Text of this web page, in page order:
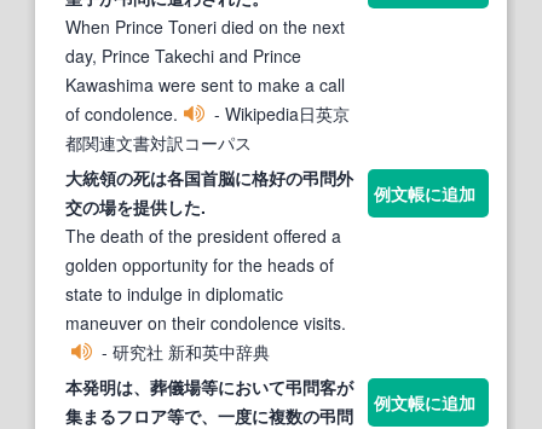
When Prince Toneri died on the next
day, Prince Takechi and Prince
Kawashima were sent to make a call
of condolence.
- Wikipedia日英京
都関連文書対訳コーパス
大統領の死は各国首脳に格好の弔問外
交の場を提供した.
The death of the president offered a
golden opportunity for the heads of
state to indulge in diplomatic
maneuver on their condolence visits.
- 研究社 新和英中辞典
例文帳に追加
本発明は、葬儀場等において弔問客が
集まるフロア等で、一度に複数の弔問
例文帳に追加